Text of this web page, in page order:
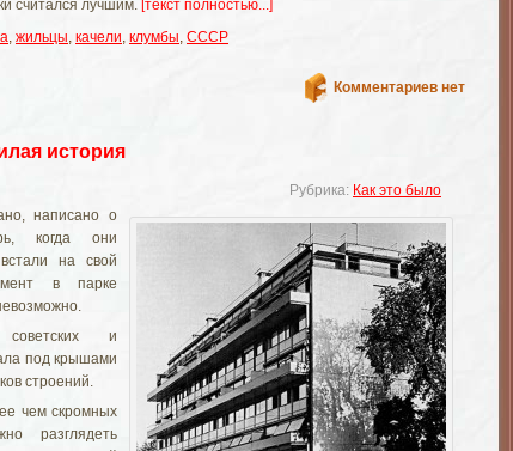
считался лучшим. [текст полностью...]
, жильцы, качели, клумбы, СССР
Комментариев нет
история
Рубрика: Как это было
написано о
когда они
на свой
в парке
и
под крышами
строений.
чем скромных
разглядеть